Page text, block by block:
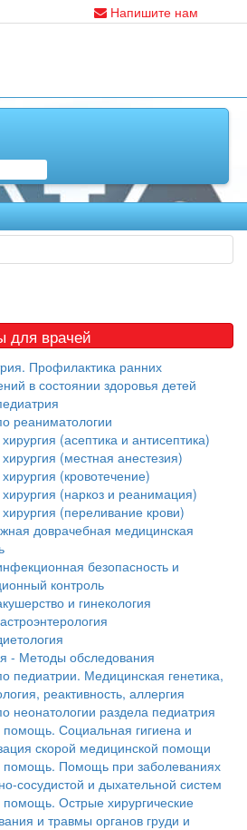
Напишите нам
для врачей
Профилактика ранних
в состоянии здоровья детей
реаниматологии
(асептика и антисептика)
(местная анестезия)
(кровотечение)
(наркоз и реанимация)
(переливание крови)
доврачебная медицинская
безопасность и
контроль
и гинекология
- Методы обследования
педиатрии. Медицинская генетика,
реактивность, аллергия
неонатологии раздела педиатрия
Социальная гигиена и
скорой медицинской помощи
помощь. Помощь при заболеваниях
сосудистой и дыхательной систем
Острые хирургические
и травмы органов груди и